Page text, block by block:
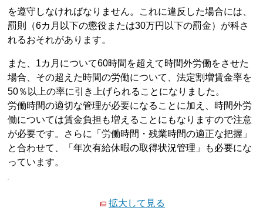
を遵守しなければなりません。これに違反した場合には、
罰則（6カ月以下の懲役または30万円以下の罰金）が科さ
れるおそれがあります。
また、1カ月について60時間を超えて時間外労働をさせた
場合、その超えた時間の労働について、法定割増賃金率を
50％以上の率に引き上げられることになりました。
労働時間の適切な管理が必要になることに加え、時間外労
働については賃金負担も増えることにもなりますので注意
が必要です。さらに「労働時間・残業時間の適正な把握」
と合わせて、「年次有給休暇の取得状況管理」も必要にな
っています。
拡大して見る